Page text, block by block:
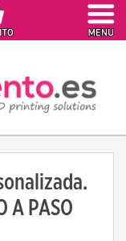
A PASO